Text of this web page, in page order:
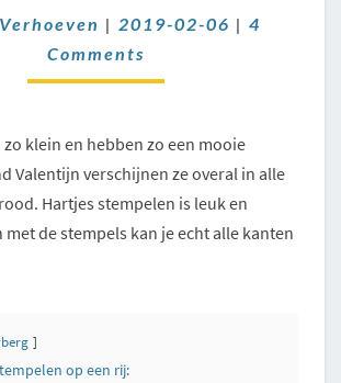
| 2019-02-06 | 4
Comments
zo klein en hebben zo een mooie
Valentijn verschijnen ze overal in alle
Hartjes stempelen is leuk en
met de stempels kan je echt alle kanten
op een rij: